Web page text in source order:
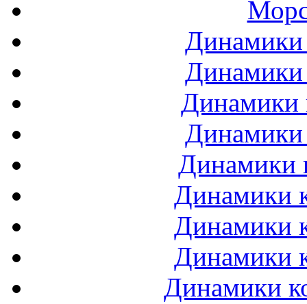
Динамики
Динамики
Динамики
Динамики
Динамики
Динамики
Динамики
Динамики
Динамики